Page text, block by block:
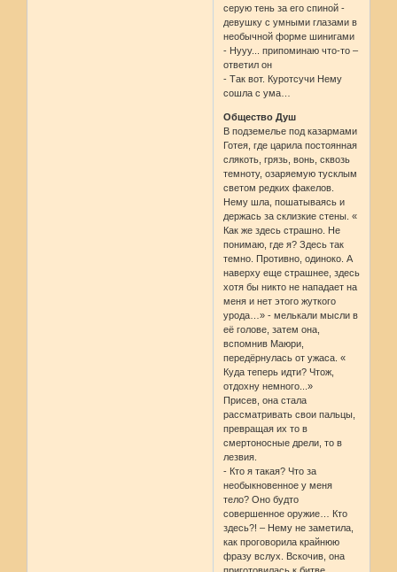
серую тень за его спиной -
девушку с умными глазами в
необычной форме шинигами
- Нууу... припоминаю что-то –
ответил он
- Так вот. Куротсучи Нему
сошла с ума…
Общество Душ
В подземелье под казармами
Готея, где царила постоянная
слякоть, грязь, вонь, сквозь
темноту, озаряемую тусклым
светом редких факелов.
Нему шла, пошатываясь и
держась за склизкие стены. «
Как же здесь страшно. Не
понимаю, где я? Здесь так
темно. Противно, одиноко. А
наверху еще страшнее, здесь
хотя бы никто не нападает на
меня и нет этого жуткого
урода…» - мелькали мысли в
её голове, затем она,
вспомнив Маюри,
передёрнулась от ужаса. «
Куда теперь идти? Чтож,
отдохну немного...»
Присев, она стала
рассматривать свои пальцы,
превращая их то в
смертоносные дрели, то в
лезвия.
- Кто я такая? Что за
необыкновенное у меня
тело? Оно будто
совершенное оружие… Кто
здесь?! – Нему не заметила,
как проговорила крайнюю
фразу вслух. Вскочив, она